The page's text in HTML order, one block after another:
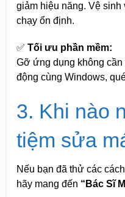
giảm hiệu năng. Vệ sinh
chạy ổn định.
✅ Tối ưu phần mềm:
Gỡ ứng dụng không
động cùng Windows,
3. Khi nào
tiệm sửa
Nếu bạn đã thử các
hãy mang đến “Bác Sĩ